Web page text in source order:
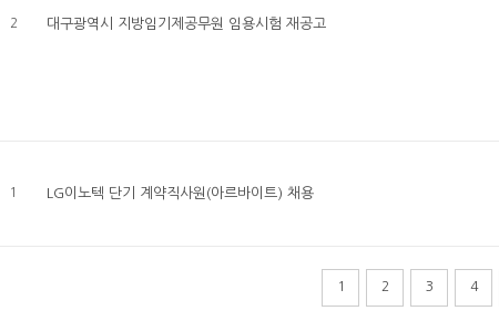
2 대구광역시 지방임기제공무원 임용시험 재공고
1 LG이노텍 단기 계약직사원(아르바이트) 채용
1 2 3 4